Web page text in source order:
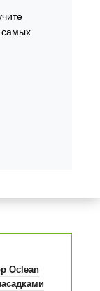
самых
Oclean